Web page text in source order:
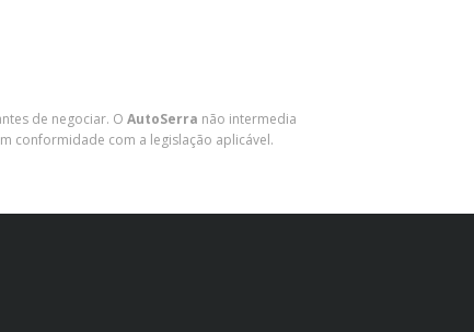
de negociar. O AutoSerra não intermedia
conformidade com a legislação aplicável.